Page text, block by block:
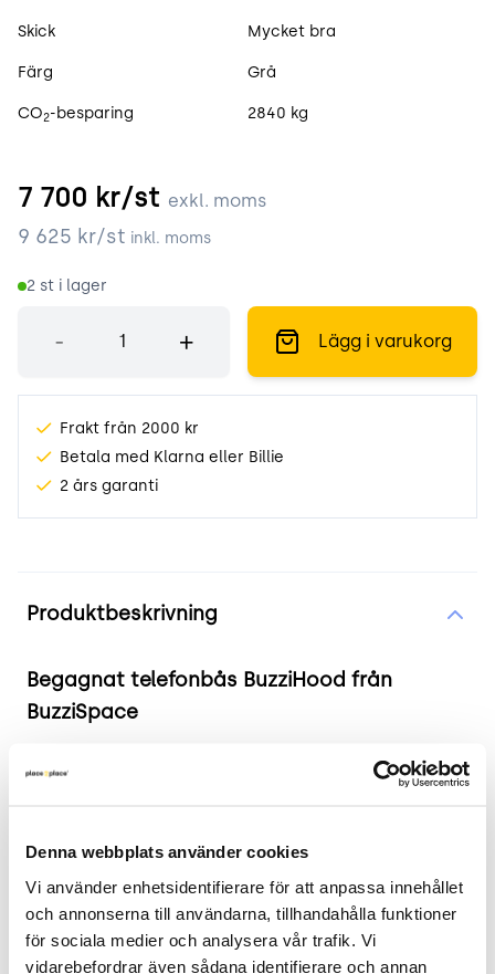
Denna webbplats använder cookies
Vi använder enhetsidentifierare för att anpassa innehållet
och annonserna till användarna, tillhandahålla funktioner
för sociala medier och analysera vår trafik. Vi
vidarebefordrar även sådana identifierare och annan
Skick Mycket bra
Färg Grå
CO2-besparing 2840 kg
7 700 kr/st exkl. moms
9 625 kr/st inkl. moms
2 st i lager
- + Lägg i varukorg
Frakt från 2000 kr
Betala med Klarna eller Billie
2 års garanti
Produktbeskrivning
Begagnat telefonbås BuzziHood från
BuzziSpace
sig till det aktivitetsbaserade kontorets behov av
tillfälliga små arbetsplatser för enskilt stående
arbete eller telefonsamtal. Klädd i grått tyg.
Upphängningsskenor ingår.